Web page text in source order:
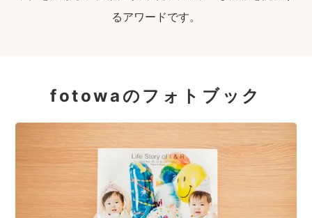
るアワードです。
fotowaのフォトブック